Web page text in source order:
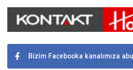
Bizim Facebooka kanalımıza